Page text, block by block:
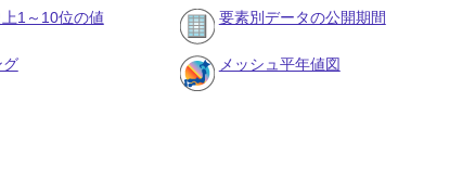
1～10位の値 要素別データの公開期間
グ メッシュ平年値図